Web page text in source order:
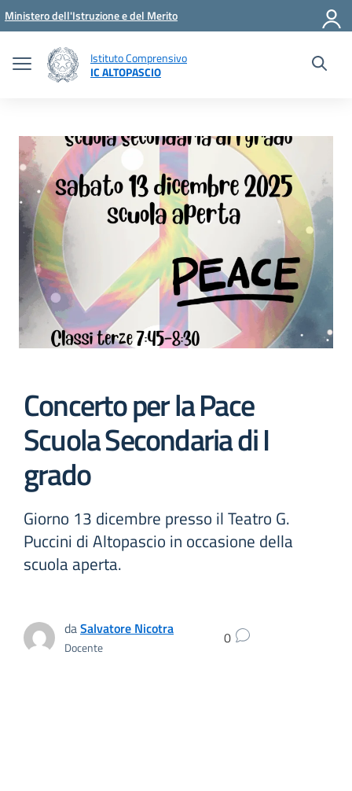
Vai ai contenuti
Vai al menu di navigazione
Vai al footer
Ministero dell'Istruzione e del Merito
Istituto Comprensivo
IC ALTOPASCIO
Concerto per la Pace
Scuola Secondaria di I
grado
Giorno 13 dicembre presso il Teatro G.
Puccini di Altopascio in occasione della
scuola aperta.
daSalvatore Nicotra
Docente 0